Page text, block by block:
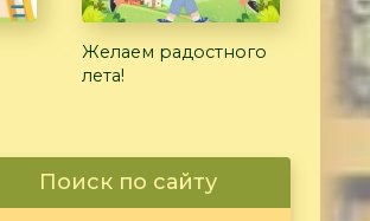
Желаем радостного
лета!
Поиск по сайту